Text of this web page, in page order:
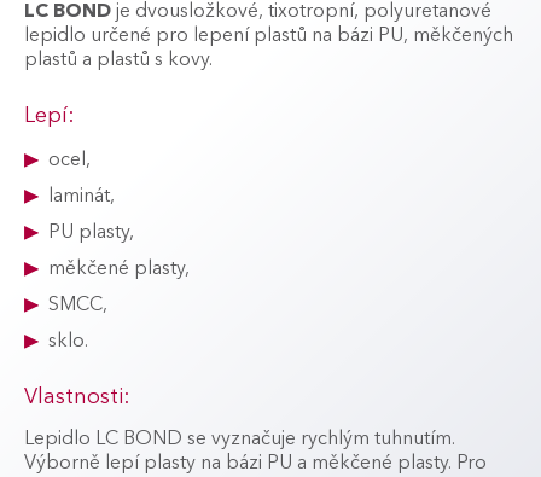
LC BOND je dvousložkové, tixotropní, polyuretanové
lepidlo určené pro lepení plastů na bázi PU, měkčených
plastů a plastů s kovy.
Lepí:
ocel,
laminát,
PU plasty,
měkčené plasty,
SMCC,
sklo.
Vlastnosti:
Lepidlo LC BOND se vyznačuje rychlým tuhnutím.
Výborně lepí plasty na bázi PU a měkčené plasty. Pro